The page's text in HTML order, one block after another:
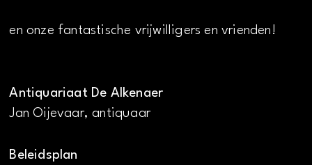
en onze fantastische vrijwilligers en vrienden!
Antiquariaat De Alkenaer
Jan Oijevaar, antiquaar
Beleidsplan